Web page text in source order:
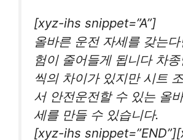
[xyz-ihs snippet=”A”]
올바른 운전 자세를 갖는
험이 줄어들게 됩니다 차
씩의 차이가 있지만 시트
서 안전운전할 수 있는 올
세를 만들 수 있습니다.
[xyz-ihs